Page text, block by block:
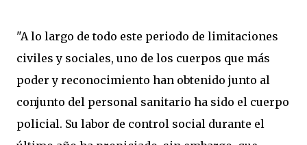
"A lo largo de todo este periodo de limitaciones
civiles y sociales, uno de los cuerpos que más
poder y reconocimiento han obtenido junto al
conjunto del personal sanitario ha sido el cuerpo
policial. Su labor de control social durante el